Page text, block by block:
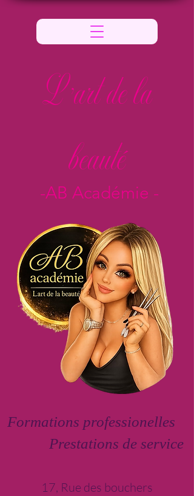
Prestations de service
Formations professionelles
L 'art de la
beauté
-AB Académie -
17, Rue des bouchers